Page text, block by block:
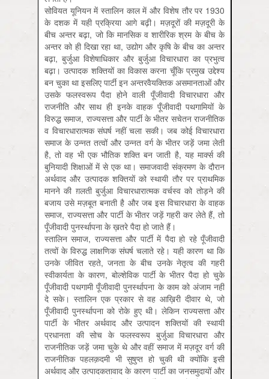
सोवियत यूनियन में स्तालिन काल में और विशेष तौर पर 1930
के दशक में यही प्रक्रिया आगे बढ़ी। मज़दूरों की मज़दूरी के
बीच अन्तर बढ़ा, जो कि मानसिक व शारीरिक श्रम के बीच के
अन्तर को ही दिखा रहा था, उद्योग और कृषि के बीच का अन्तर
बढ़ा, बुर्जुआ विशेषाधिकार और बुर्जुआ विचारधारा का प्रभुत्व
बढ़ा। उत्पादक शक्तियों का विकास करना चूँकि प्रमुख उद्देश्य
बन चुका था इसलिए पार्टी इन अन्तरवैयक्तिक असमानताओं और
उसके फलस्वरूप पैदा होने वाली पूँजीवादी विचारधारा और
राजनीति और साथ ही इनके वाहक पूँजीवादी पथगामियों के
विरुद्ध समाज, राज्यसत्ता और पार्टी के भीतर सचेतन राजनीतिक
व विचारधारात्मक संघर्ष नहीं चला सकी। जब कोई विचारधारा
समाज के उन्नत तत्वों और उन्नत वर्ग के भीतर जड़ें जमा लेती
है, तो वह भी एक भौतिक शक्ति बन जाती है, यह मार्क्स की
बुनियादी शिक्षाओं में से एक था। समाजवादी संक्रमण के दौरान
अर्थवाद और उत्पादक शक्तियों को स्थायी तौर पर प्राथमिक
मानने की ग़लती बुर्जुआ विचारधारात्मक वर्चस्व को तोड़ने की
बजाय उसे मज़बूत बनाती है और जब इस विचारधारा के वाहक
समाज, राज्यसत्ता और पार्टी के भीतर जड़ें गहरी कर लेते हैं, तो
पूँजीवादी पुनर्स्थापना के ख़तरे पैदा हो जाते हैं।
स्तालिन समाज, राज्यसत्ता और पार्टी में पैदा हो रहे पूँजीवादी
तत्वों के विरुद्ध लाक्षणिक संघर्ष चलाते रहे। यही कारण था कि
उनके जीवित रहते, जनता के बीच उनके नेतृत्व की गहरी
स्वीकार्यता के कारण, बोल्शेविक पार्टी के भीतर पैदा हो चुके
पूँजीवादी पथगामी पूँजीवादी पुनर्स्थापना के काम को अंजाम नहीं
दे सके। स्तालिन एक प्रकार से वह आख़िरी दीवार थे, जो
पूँजीवादी पुनर्स्थापना को रोके हुए थी। लेकिन राज्यसत्ता और
पार्टी के भीतर अर्थवाद और उत्पादन शक्तियों की स्थायी
प्रधानता की सोच के फलस्वरूप बुर्जुआ विचारधारा और
राजनीतिक जड़ें जमा चुके थे और वहीं समाज में मज़दूर वर्ग की
राजनीतिक पहलक़दमी भी सुषुप्त हो चुकी थी क्योंकि इसी
अर्थवाद और उत्पादकतावाद के कारण पार्टी का जनसमुदायों और